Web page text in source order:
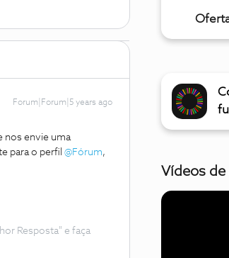
Forum|Forum|5 years ago
nos envie uma
para o perfil @Fórum,
Resposta" e faça
Vídeos de